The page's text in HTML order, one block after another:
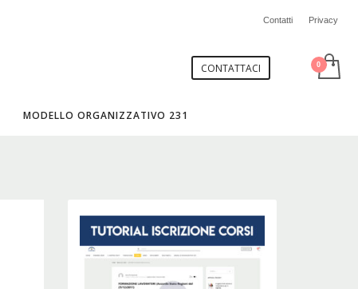
Contatti Privacy
CONTATTACI
MODELLO ORGANIZZATIVO 231